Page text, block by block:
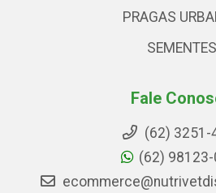
PRAGAS
SEMENTES
Fale
(62) 3251-
(62)